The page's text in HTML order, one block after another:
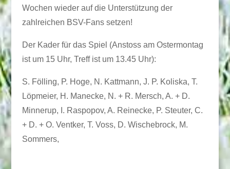
Wochen wieder auf die Unterstützung der
zahlreichen BSV-Fans setzen!
Der Kader für das Spiel (Anstoss am Ostermontag
ist um 15 Uhr, Treff ist um 13.45 Uhr):
S. Fölling, P. Hoge, N. Kattmann, J. P. Koliska, T.
Löpmeier, H. Manecke, N. + R. Mersch, A. + D.
Minnerup, I. Raspopov, A. Reinecke, P. Steuter, C.
+ D. + O. Ventker, T. Voss, D. Wischebrock, M.
Sommers,